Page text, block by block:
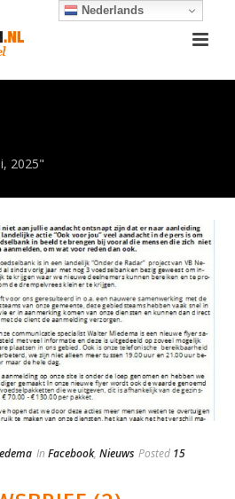
2025"
In Facebook, Nieuws Posted 15
Nederlands